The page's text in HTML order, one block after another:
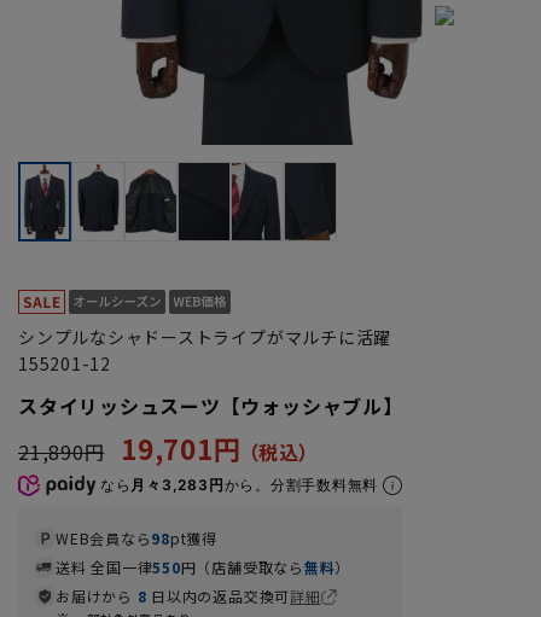
シンプルなシャドーストライプがマルチに活躍
155201-12
スタイリッシュスーツ【ウォッシャブル】
21,890円
19,701円
なら 月々3,283円から。分割手数料無料
WEB会員なら98pt獲得
送料 全国一律550円（店舗受取なら無料）
お届けから 8 日以内の返品交換可詳細